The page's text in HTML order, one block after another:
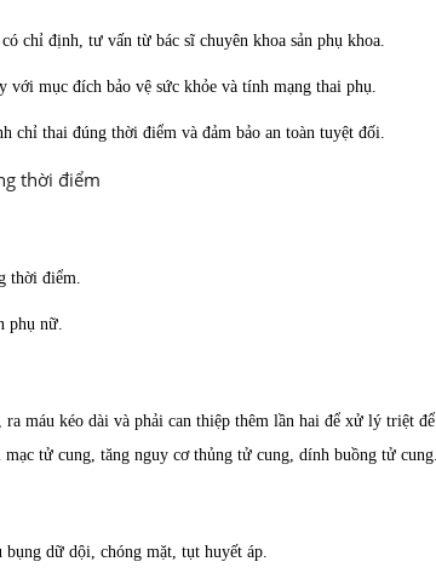
chỉ định, tư vấn từ bác sĩ chuyên khoa sản phụ khoa.
mục đích bảo vệ sức khỏe và tính mạng thai phụ.
chỉ thai đúng thời điểm và đảm bảo an toàn tuyệt đối.
thời điểm.
phụ nữ.
máu kéo dài và phải can thiệp thêm lần hai để xử lý triệt để.
tử cung, tăng nguy cơ thủng tử cung, dính buồng tử cung.
dữ dội, chóng mặt, tụt huyết áp.